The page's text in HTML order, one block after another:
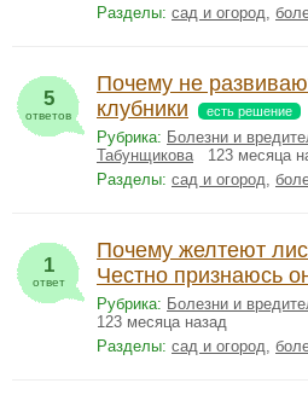
Разделы: сад и огород,
5
ответов
Почему не
клубники
есть решение
Рубрика: Болезни и
Табунщикова123 месяца
Разделы: сад и огород,
1
ответ
Почему желтеют
Честно признаюсь
Рубрика: Болезни и
123 месяца назад
Разделы: сад и огород,